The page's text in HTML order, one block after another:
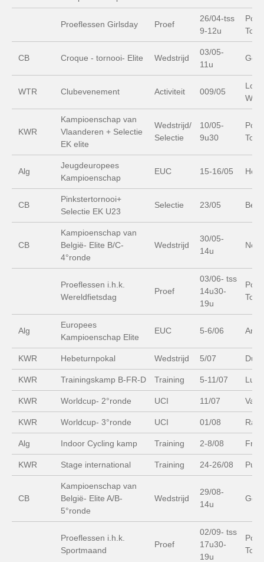
Proeflessen Girlsday Proef
26/04-tss
9-12u
CB Croque - tornooi- Elite Wedstrijd
03/05-
11u
WTR Clubevenement Activiteit 009/05
KWR
Kampioenschap van
Vlaanderen + Selectie
EK elite
Wedstrijd/
Selectie
10/05-
9u30
Alg
Jeugdeuropees
Kampioenschap
EUC 15-16/05
CB
Pinkstertornooi+
Selectie EK U23
Selectie 23/05
CB
Kampioenschap van
België- Elite B/C-
4°ronde
Wedstrijd
30/05-
14u
Proeflessen i.h.k.
Wereldfietsdag
Proef
03/06- tss
14u30-
19u
Alg
Europees
Kampioenschap Elite
EUC 5-6/06
KWR Hebeturnpokal Wedstrijd 5/07
KWR Trainingskamp B-FR-D Training 5-11/07
KWR Worldcup- 2°ronde UCI 11/07 Vac-
KWR Worldcup- 3°ronde UCI 01/08
Alg Indoor Cycling kamp Training 2-8/08
KWR Stage international Training 24-26/08
CB
Kampioenschap van
België- Elite A/B-
5°ronde
Wedstrijd
29/08-
14u
Proeflessen i.h.k.
Sportmaand
Proef
02/09- tss
17u30-
19u